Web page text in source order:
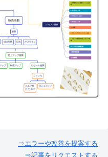
⇒エラーや改善を提案する
⇒記事をリクエストする